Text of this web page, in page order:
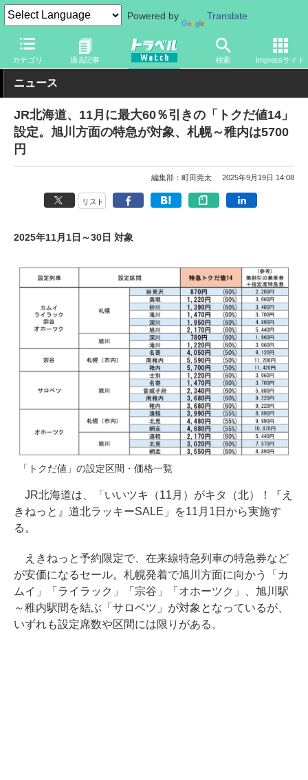
Powered by Translate
カテゴリ 過去記事 検索 Impressサイト
トラベル Watch 企業・政府・官庁 鉄道 JR
ニュース
JR北海道、11月に最大60％引きの「トクだ値14」
設定。旭川方面の特急が対象、札幌～稚内は5700
円
編集部：町田莞太 2025年9月19日 14:08
リスト
2025年11月1日～30日 対象
「トクだ値」の設定区間・価格一覧
JR北海道は、「いいツキ（11月）がキタ（北）！『え
きねっと』道北ラッキーSALE」を11月1日から実施す
る。
えきねっと予約限定で、在来線特急列車の特急券など
が安価になるセール。札幌発着で旭川方面に向かう「カ
ムイ」「ライラック」「宗谷」「オホーツク」、旭川駅
～稚内駅間を結ぶ「サロベツ」が対象となっているが、
いずれも設定席数や区間には限りがある。